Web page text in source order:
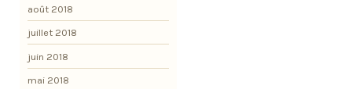
août 2018
juillet 2018
juin 2018
mai 2018